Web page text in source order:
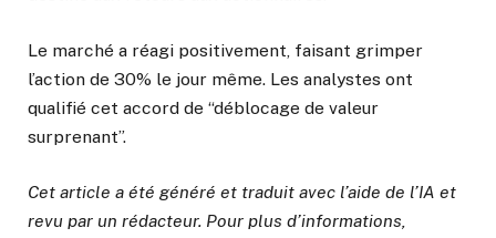
Le marché a réagi positivement, faisant grimper
l’action de 30% le jour même. Les analystes ont
qualifié cet accord de “déblocage de valeur
surprenant”.
Cet article a été généré et traduit avec l’aide de l’IA et
revu par un rédacteur. Pour plus d’informations,